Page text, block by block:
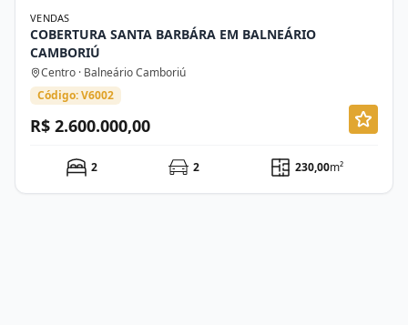
VENDAS
COBERTURA SANTA BARBÁRA EM BALNEÁRIO
CAMBORIÚ
Centro · Balneário Camboriú
Código: V6002
R$ 2.600.000,00
2 2 230,00m²